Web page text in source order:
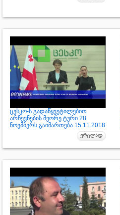
ცესკო-ს გადაწყვეტილებით
არჩევნების მეორე ტური 28
ნოემბერს გაიმართება 15.11.2018